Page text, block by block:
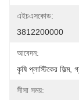
এইচএসকোড:
3812200000
আবেদন:
কৃষি প্লাস্টিকের ফিল্ম,
সীসা সময়: